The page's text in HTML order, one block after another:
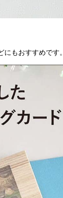
もおすすめです。